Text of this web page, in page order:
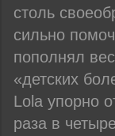
столь
сильно
пополнял
«детских
Lola упорно
раза в